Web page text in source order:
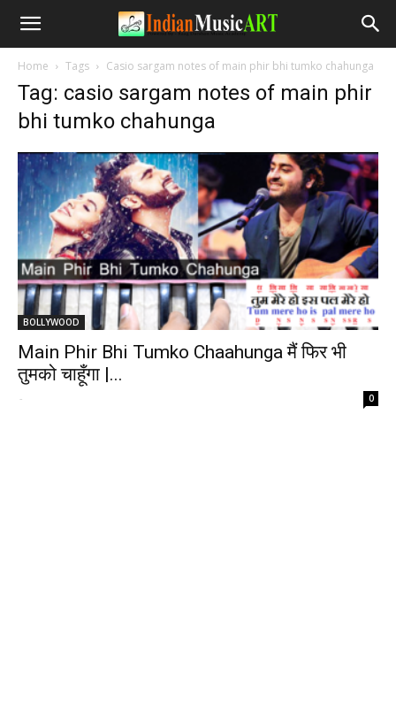
Home Tags Casio sargam notes of main phir bhi tumko chahunga
Tag: casio sargam notes of main phir
bhi tumko chahunga
BOLLYWOOD
Main Phir Bhi Tumko Chaahunga मैं फिर भी
तुमको चाहूँगा |...
- 0